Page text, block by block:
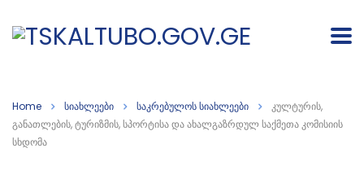
Home სიახლეები საკრებულოს სიახლეები
კულტურის,
განათლების, ტურიზმის, სპორტისა და ახალგაზრდულ საქმეთა კომისიის
სხდომა